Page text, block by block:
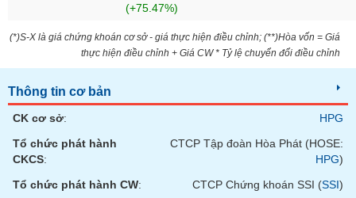
(+75.47%)
(*)S-X là giá chứng khoán cơ sở - giá thực hiện điều chỉnh; (**)Hòa vốn = Giá
thực hiện điều chỉnh + Giá CW * Tỷ lệ chuyển đổi điều chỉnh
Thông tin cơ bản
CK cơ sở:
HPG
Tổ chức phát hành
CKCS:
CTCP Tập đoàn Hòa Phát (HOSE:
HPG)
Tổ chức phát hành CW: CTCP Chứng khoán SSI (SSI)